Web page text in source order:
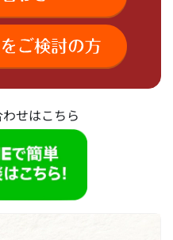
せはこちら